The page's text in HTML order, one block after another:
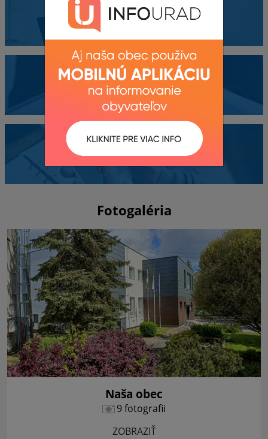
Obecný úrad
Dokumenty
Kontakty
Fotogaléria
Naša obec
9 fotografii
ZOBRAZIŤ